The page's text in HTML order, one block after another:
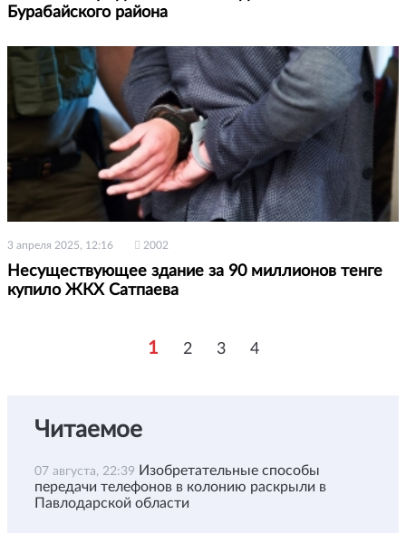
Бурабайского района
3 апреля 2025, 12:16 2002
Несуществующее здание за 90 миллионов тенге
купило ЖКХ Сатпаева
1 2 3 4
Читаемое
07 августа, 22:39 Изобретательные способы
передачи телефонов в колонию раскрыли в
Павлодарской области